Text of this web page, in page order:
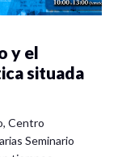
y el
situada
Centro
Seminario